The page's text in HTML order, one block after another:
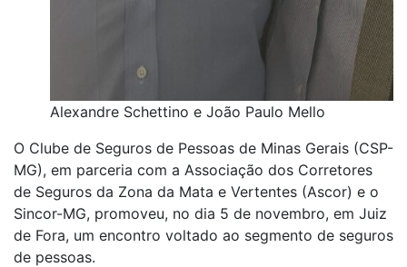
Alexandre Schettino e João Paulo Mello
O Clube de Seguros de Pessoas de Minas Gerais (CSP-
MG), em parceria com a Associação dos Corretores
de Seguros da Zona da Mata e Vertentes (Ascor) e o
Sincor-MG, promoveu, no dia 5 de novembro, em Juiz
de Fora, um encontro voltado ao segmento de seguros
de pessoas.